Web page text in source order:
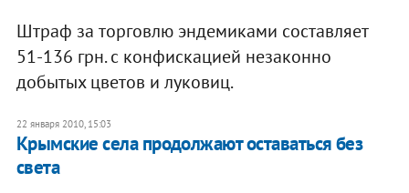
Штраф за торговлю эндемиками составляет
51-136 грн. с конфискацией незаконно
добытых цветов и луковиц.
22 января 2010, 15:03
Крымские села продолжают оставаться без
света